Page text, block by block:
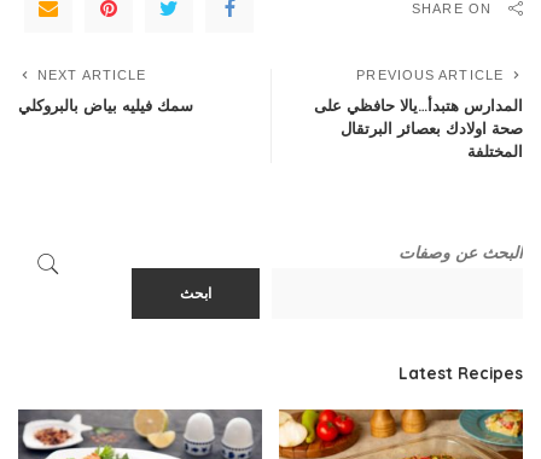
SHARE ON
PREVIOUS ARTICLE
المدارس هتبدأ…يالا حافظي على
صحة اولادك بعصائر البرتقال
المختلفة
NEXT ARTICLE
سمك فيليه بياض بالبروكلي
البحث عن وصفات
ابحث
Latest Recipes